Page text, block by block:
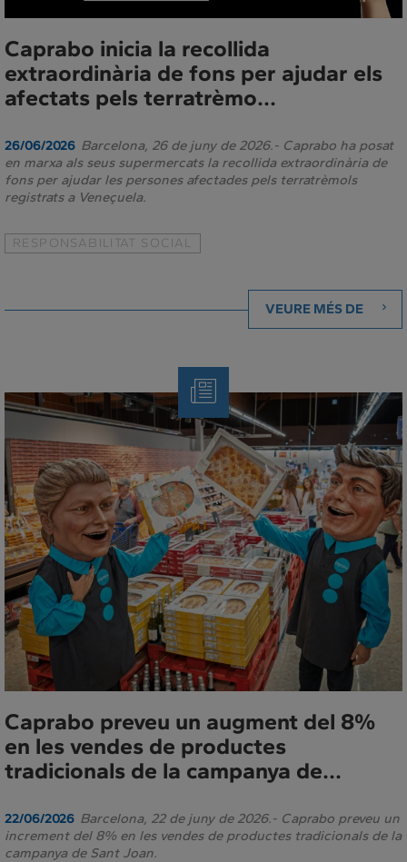
Caprabo inicia la recollida
extraordinària de fons per ajudar els
afectats pels terratrèmo...
26/06/2026 Barcelona, 26 de juny de 2026.- Caprabo ha posat
en marxa als seus supermercats la recollida extraordinària de
fons per ajudar les persones afectades pels terratrèmols
registrats a Veneçuela.
RESPONSABILITAT SOCIAL
VEURE MÉS DE
Note
de
Premsa
Caprabo preveu un augment del 8%
en les vendes de productes
tradicionals de la campanya de...
22/06/2026 Barcelona, 22 de juny de 2026.- Caprabo preveu un
increment del 8% en les vendes de productes tradicionals de la
campanya de Sant Joan.